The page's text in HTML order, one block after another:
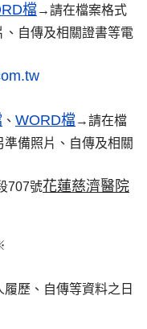
檔 →請在檔案格式
、自傳及相關證書等電
、 WORD檔 →請在檔
備照片、自傳及相關
707號花蓮慈濟醫院
歷、自傳等資料之日